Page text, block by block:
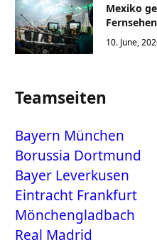
Mexiko
10. June,
Teamseiten
Bayern München
Borussia Dortmund
Bayer Leverkusen
Eintracht Frankfurt
Mönchengladbach
Real Madrid